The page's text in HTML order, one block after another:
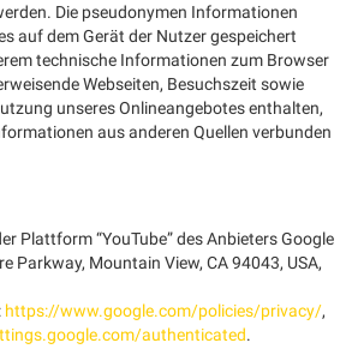
Die pseudonymen Informationen
auf dem Gerät der Nutzer gespeichert
technische Informationen zum Browser
Webseiten, Besuchszeit sowie
unseres Onlineangebotes enthalten,
aus anderen Quellen verbunden
Plattform “YouTube” des Anbieters Google
Parkway, Mountain View, CA 94043, USA,
https://www.google.com/policies/privacy/,
authenticated.